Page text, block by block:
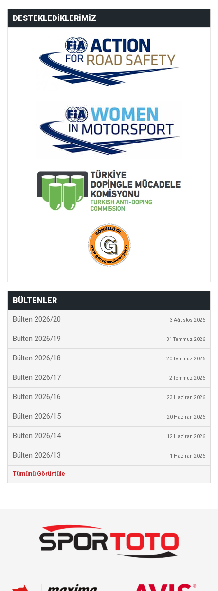
DESTEKLEDIKLERIMIZ
BÜLTENLER
Bülten 2026/20 3 Ağustos 2026
Bülten 2026/19 31 Temmuz 2026
Bülten 2026/18 20 Temmuz 2026
Bülten 2026/17 2 Temmuz 2026
Bülten 2026/16 23 Haziran 2026
Bülten 2026/15 20 Haziran 2026
Bülten 2026/14 12 Haziran 2026
Bülten 2026/13 1 Haziran 2026
Tümünü Görüntüle